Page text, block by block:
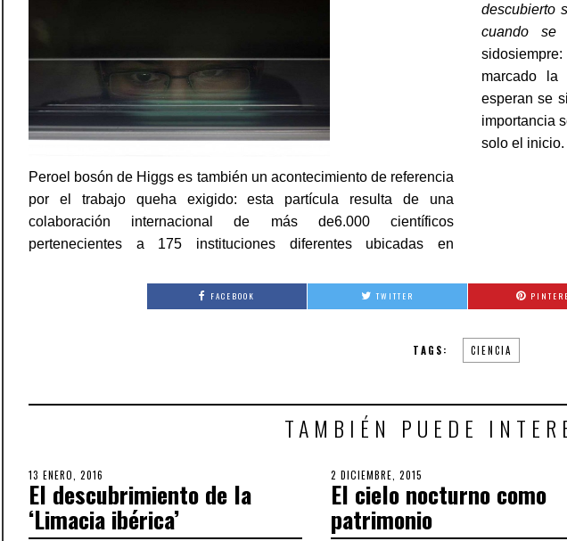
Peroel bosón de Higgs es también un acontecimiento de referencia
por el trabajo queha exigido: esta partícula resulta de una
colaboración internacional de más de6.000 científicos
pertenecientes a 175 instituciones diferentes ubicadas en
descubierto
cuando se
marcado la
esperan se
importancia
solo el inicio.
FACEBOOK TWITTER
TAGS: CIENCIA
TAMBIÉN PUEDE
POSTED
ON
13 ENERO, 2016
SEPTIEMBRE,
2018
El descubrimiento de la
‘Limacia ibérica’
POSTED
ON
2 DICIEMBRE, 2015
OCTUBRE,
2018
El cielo nocturno como
patrimonio